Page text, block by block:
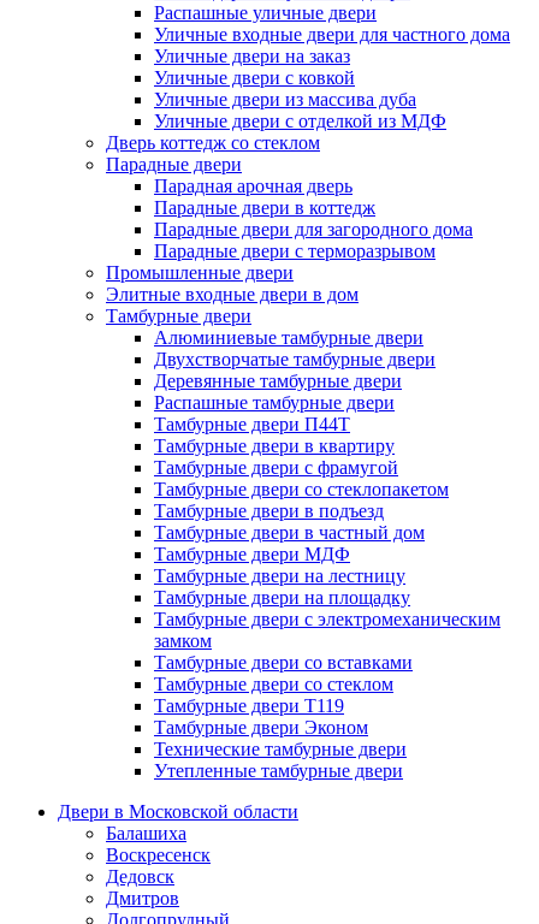
Распашные уличные двери
Уличные входные двери для частного дома
Уличные двери на заказ
Уличные двери с ковкой
Уличные двери из массива дуба
Уличные двери с отделкой из МДФ
Дверь коттедж со стеклом
Парадные двери
Парадная арочная дверь
Парадные двери в коттедж
Парадные двери для загородного дома
Парадные двери с терморазрывом
Промышленные двери
Элитные входные двери в дом
Тамбурные двери
Алюминиевые тамбурные двери
Двухстворчатые тамбурные двери
Деревянные тамбурные двери
Распашные тамбурные двери
Тамбурные двери П44Т
Тамбурные двери в квартиру
Тамбурные двери с фрамугой
Тамбурные двери со стеклопакетом
Тамбурные двери в подъезд
Тамбурные двери в частный дом
Тамбурные двери МДФ
Тамбурные двери на лестницу
Тамбурные двери на площадку
Тамбурные двери с электромеханическим
замком
Тамбурные двери со вставками
Тамбурные двери со стеклом
Тамбурные двери Т119
Тамбурные двери Эконом
Технические тамбурные двери
Утепленные тамбурные двери
Двери в Московской области
Балашиха
Воскресенск
Дедовск
Дмитров
Долгопрудный